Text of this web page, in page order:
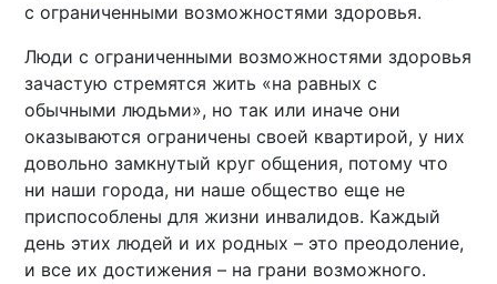
с ограниченными возможностями здоровья.
Люди с ограниченными возможностями здоровья
зачастую стремятся жить «на равных с
обычными людьми», но так или иначе они
оказываются ограничены своей квартирой, у них
довольно замкнутый круг общения, потому что
ни наши города, ни наше общество еще не
приспособлены для жизни инвалидов. Каждый
день этих людей и их родных – это преодоление,
и все их достижения – на грани возможного.